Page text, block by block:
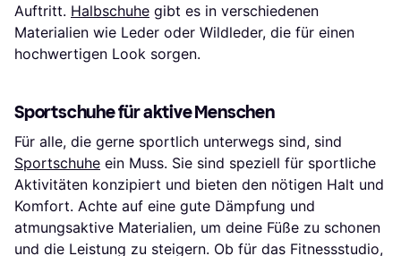
Auftritt. Halbschuhe gibt es in verschiedenen
Materialien wie Leder oder Wildleder, die für einen
hochwertigen Look sorgen.
Sportschuhe für aktive Menschen
Für alle, die gerne sportlich unterwegs sind, sind
Sportschuhe ein Muss. Sie sind speziell für sportliche
Aktivitäten konzipiert und bieten den nötigen Halt und
Komfort. Achte auf eine gute Dämpfung und
atmungsaktive Materialien, um deine Füße zu schonen
und die Leistung zu steigern. Ob für das Fitnessstudio,